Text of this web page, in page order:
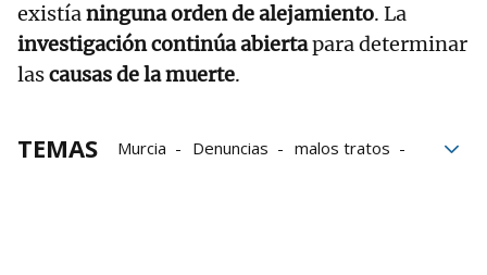
existíaninguna orden de alejamiento. La
investigación continúa abiertapara determinar
lascausas de la muerte.
TEMAS Murcia Denuncias
malos tratos